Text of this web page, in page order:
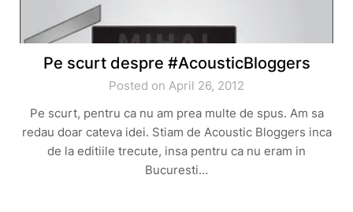
Pe scurt despre #AcousticBloggers
Posted on April 26, 2012
Pe scurt, pentru ca nu am prea multe de spus. Am sa
redau doar cateva idei. Stiam de Acoustic Bloggers inca
de la editiile trecute, insa pentru ca nu eram in
Bucuresti…